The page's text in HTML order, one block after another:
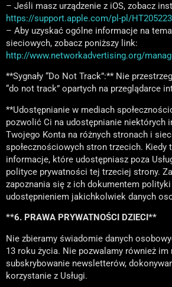
– Jeśli masz urządzenie z iOS, zobacz
https://support.apple.com/pl-pl/HT205223
– Aby uzyskać ogólne informacje na
sieciowych, zobacz poniższy link:
http://www.networkadvertising.org/
**Sygnały “Do Not Track”:** Nie
“do not track” opartych na przeglądarce
**Udostępnianie w mediach
pozwolić Ci na udostępnianie niektórych
Twojego Konta na różnych stronach i
społecznościowych stron trzecich. Kiedy
informacje, które udostępniasz poza
polityce prywatności tej trzeciej strony.
zapoznania się z ich dokumentem
udostępnieniem jakichkolwiek danych
**6. PRAWA PRYWATNOŚCI DZIECI**
Nie zbieramy świadomie danych
13 roku życia. Nie pozwalamy również im
subskrybowanie newsletterów,
korzystanie z Usługi.